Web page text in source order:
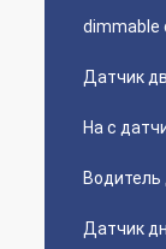
dimmable
Датчик
На с
Водитель
Датчик